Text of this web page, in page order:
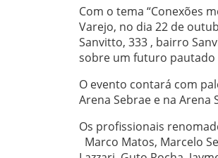
Com o tema “Conexões
Varejo, no dia 22 de
Sanvitto, 333 , bairro
sobre um futuro pautado
O evento contará com
Arena Sebrae e na
Os profissionais
Marco Matos, Marcelo